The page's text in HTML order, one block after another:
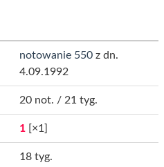
notowanie 550 z dn.
4.09.1992
20 not. / 21 tyg.
1 [×1]
18 tyg.